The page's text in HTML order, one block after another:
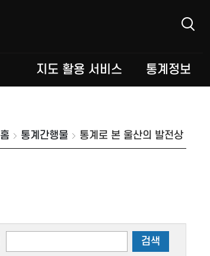
지도 활용 서비스 통계정보
홈 통계간행물 통계로 본 울산의 발전상
검색